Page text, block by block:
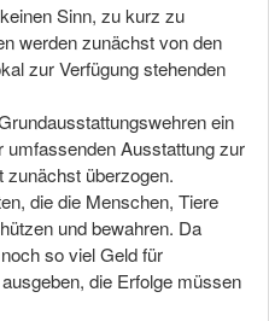
Sinn, zu kurz zu
werden zunächst von den
zur Verfügung stehenden
ein
umfassenden Ausstattung zur
zunächst überzogen.
die die Menschen, Tiere
und bewahren. Da
so viel Geld für
die Erfolge müssen